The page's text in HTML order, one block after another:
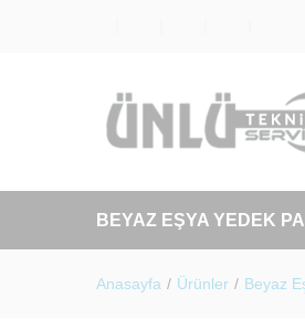
BEYAZ EŞYA YEDEK
Anasayfa / Ürünler / Beyaz